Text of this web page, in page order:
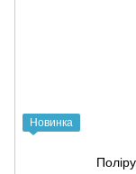
Новинка